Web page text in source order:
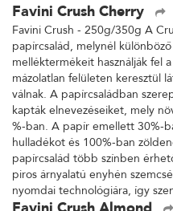
Favini Crush Cherry
Favini Crush - 250g/350g A
papírcsalád, melynél
melléktermékeit használják fel
mázolatlan felületen keresztül
válnak. A papírcsaládban
kapták elnevezéseiket, mely
%-ban. A papír emellett 30%-
hulladékot és 100%-ban
papírcsalád több színben
piros árnyalatú enyhén
nyomdai technológiára, így